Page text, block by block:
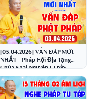
[03.04.2026] VẤN ĐÁP MỚI
NHẤT - Pháp Hội Địa Tạng
Chùa Khai Nguyên | Thầy
Thích Đạo Thịnh